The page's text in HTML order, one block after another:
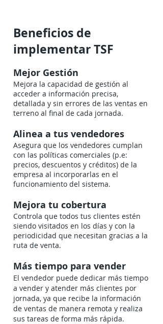
Beneficios de
implementar TSF
Mejor Gestión
Mejora la capacidad de gestión al
acceder a información precisa,
detallada y sin errores de las ventas en
terreno al final de cada jornada.
Alinea a tus vendedores
Asegura que los vendedores cumplan
con las políticas comerciales (p.e:
precios, descuentos y créditos) de la
empresa al incorporarlas en el
funcionamiento del sistema.
Mejora tu cobertura
Controla que todos tus clientes estén
siendo visitados en los días y con la
periodicidad que necesitan gracias a la
ruta de venta.
Más tiempo para vender
El vendedor puede dedicar más tiempo
a vender y atender más clientes por
jornada, ya que recibe la información
de ventas de manera remota y realiza
sus tareas de forma más rápida.